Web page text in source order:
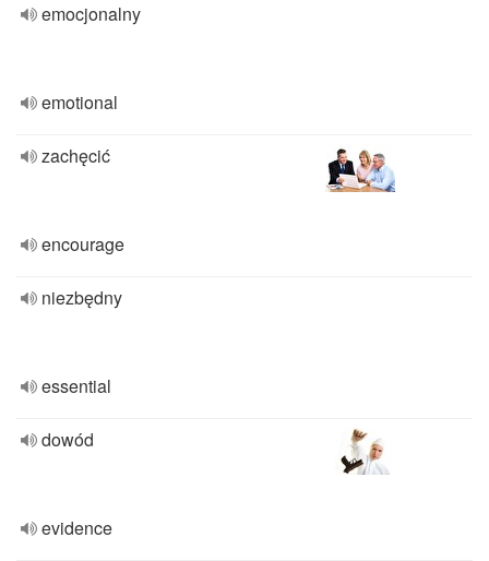
emocjonalny
emotional
zachęcić
encourage
niezbędny
essential
dowód
evidence